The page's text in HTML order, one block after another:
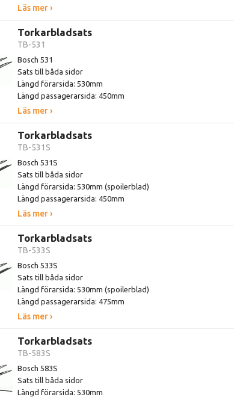
Läs mer ›
Torkarbladsats
TB-531
Bosch 531
Sats till båda sidor
Längd förarsida: 530mm
Längd passagerarsida: 450mm
Läs mer ›
Torkarbladsats
TB-531S
Bosch 531S
Sats till båda sidor
Längd förarsida: 530mm (spoilerblad)
Längd passagerarsida: 450mm
Läs mer ›
Torkarbladsats
TB-533S
Bosch 533S
Sats till båda sidor
Längd förarsida: 530mm (spoilerblad)
Längd passagerarsida: 475mm
Läs mer ›
Torkarbladsats
TB-583S
Bosch 583S
Sats till båda sidor
Längd förarsida: 530mm